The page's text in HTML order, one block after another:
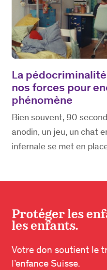
La
nos forces pour
phénomène
Bien souvent, 90
anodin, un jeu, un chat
infernale se met en
Protéger les
les enfants.
Votre don soutient le
l’enfance Suisse.